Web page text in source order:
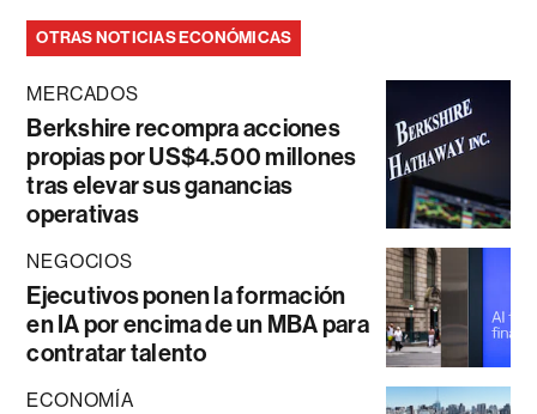
OTRAS NOTICIAS ECONÓMICAS
MERCADOS
Berkshire recompra acciones
propias por US$4.500 millones
tras elevar sus ganancias
operativas
NEGOCIOS
Ejecutivos ponen la formación
en IA por encima de un MBA para
contratar talento
ECONOMÍA